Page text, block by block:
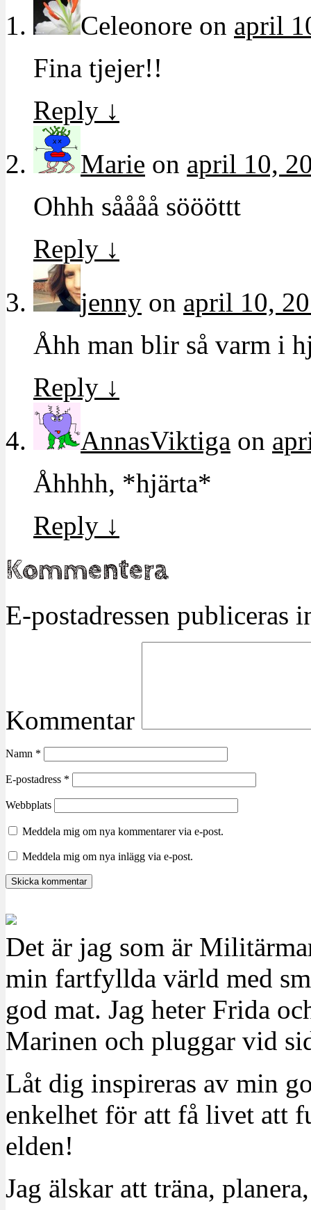
Celeonore on april
Fina tjejer!!
Reply ↓
Marie on april 10,
Ohhh såååå söööttt
Reply ↓
jenny on april 10,
Åhh man blir så varm i
Reply ↓
AnnasViktiga on
Åhhhh, *hjärta*
Reply ↓
Kommentera
E-postadressen publiceras
Kommentar
Namn *
E-postadress *
Webbplats
Meddela mig om nya kommentarer via e-post.
Meddela mig om nya inlägg via e-post.
Det är jag som är
min fartfyllda värld med
god mat. Jag heter Frida
Marinen och pluggar vid
Låt dig inspireras av min
enkelhet för att få livet att
elden!
Jag älskar att träna,